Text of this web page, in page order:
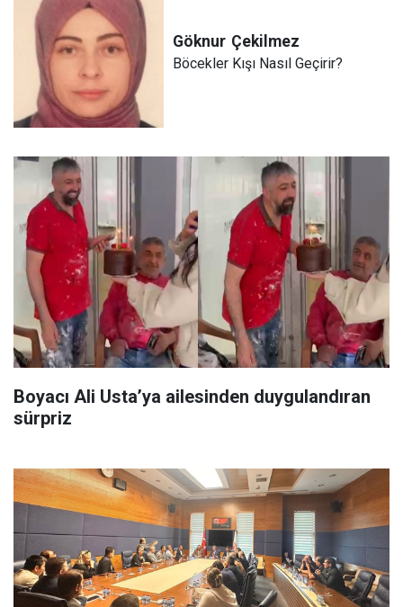
Göknur Çekilmez
Böcekler Kışı Nasıl Geçirir?
Boyacı Ali Usta’ya ailesinden duygulandıran
sürpriz